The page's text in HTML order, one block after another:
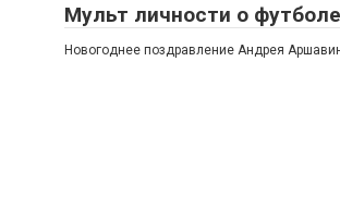
Мульт личности о
Новогоднее поздравление Андрея